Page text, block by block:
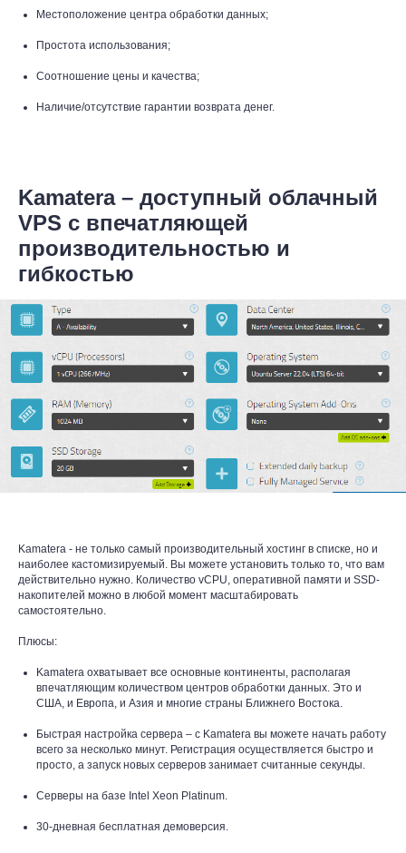
Местоположение центра обработки данных;
Простота использования;
Соотношение цены и качества;
Наличие/отсутствие гарантии возврата денег.
Kamatera – доступный облачный
VPS с впечатляющей
производительностью и
гибкостью
Kamatera - не только самый производительный хостинг в списке, но и
наиболее кастомизируемый. Вы можете установить только то, что вам
действительно нужно. Количество vCPU, оперативной памяти и SSD-
накопителей можно в любой момент масштабировать
самостоятельно.
Плюсы:
Kamatera охватывает все основные континенты, располагая
впечатляющим количеством центров обработки данных. Это и
США, и Европа, и Азия и многие страны Ближнего Востока.
Быстрая настройка сервера – с Kamatera вы можете начать работу
всего за несколько минут. Регистрация осуществляется быстро и
просто, а запуск новых серверов занимает считанные секунды.
Серверы на базе Intel Xeon Platinum.
30-дневная бесплатная демоверсия.